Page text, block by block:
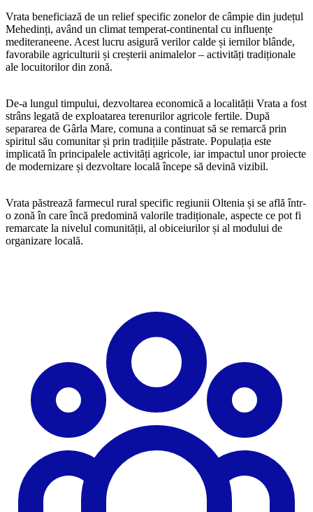
Vrata beneficiază de un relief specific zonelor de câmpie din județul
Mehedinți, având un climat temperat-continental cu influențe
mediteraneene. Acest lucru asigură verilor calde și iernilor blânde,
favorabile agriculturii și creșterii animalelor – activități tradiționale
ale locuitorilor din zonă.
De-a lungul timpului, dezvoltarea economică a localității Vrata a fost
strâns legată de exploatarea terenurilor agricole fertile. După
separarea de Gârla Mare, comuna a continuat să se remarcă prin
spiritul său comunitar și prin tradițiile păstrate. Populația este
implicată în principalele activități agricole, iar impactul unor proiecte
de modernizare și dezvoltare locală începe să devină vizibil.
Vrata păstrează farmecul rural specific regiunii Oltenia și se află într-
o zonă în care încă predomină valorile tradiționale, aspecte ce pot fi
remarcate la nivelul comunității, al obiceiurilor și al modului de
organizare locală.